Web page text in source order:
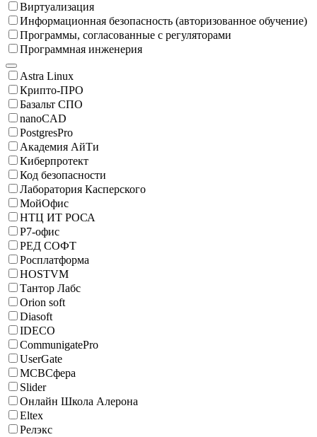
Виртуализация
Информационная безопасность (авторизованное обучение)
Программы, согласованные с регуляторами
Программная инженерия
Astra Linux
Крипто-ПРО
Базальт СПО
nanoCAD
PostgresPro
Академия АйТи
Киберпротект
Код безопасности
Лаборатория Касперского
МойОфис
НТЦ ИТ РОСА
Р7-офис
РЕД СОФТ
Росплатформа
HOSTVM
Тантор Лабс
Orion soft
Diasoft
IDECO
CommunigatePro
UserGate
МСВСфера
Slider
Онлайн Школа Алерона
Eltex
Релэкс